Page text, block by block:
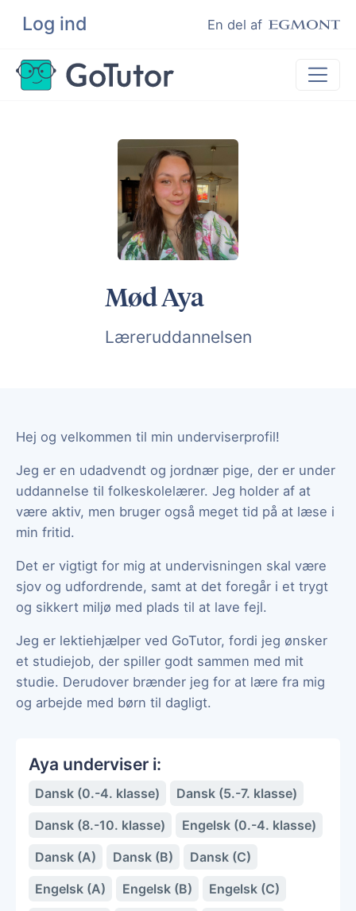
Log ind En del af
Søg
Lektiehjælp
Eksamenshjælp
Hjælp til ordblinde
Kundeudtalelser
Undervisere
Mød Aya
Læreruddannelsen
Hej og velkommen til min underviserprofil!
Jeg er en udadvendt og jordnær pige, der er under
uddannelse til folkeskolelærer. Jeg holder af at
være aktiv, men bruger også meget tid på at læse i
min fritid.
Det er vigtigt for mig at undervisningen skal være
sjov og udfordrende, samt at det foregår i et trygt
og sikkert miljø med plads til at lave fejl.
Jeg er lektiehjælper ved GoTutor, fordi jeg ønsker
et studiejob, der spiller godt sammen med mit
studie. Derudover brænder jeg for at lære fra mig
og arbejde med børn til dagligt.
Aya underviser i:
Dansk (0.-4. klasse)
Dansk (5.-7. klasse)
Dansk (8.-10. klasse)
Engelsk (0.-4. klasse)
Dansk (A)
Dansk (B)
Dansk (C)
Engelsk (A)
Engelsk (B)
Engelsk (C)